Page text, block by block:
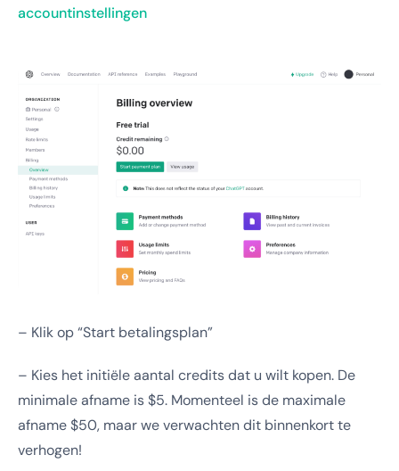
accountinstellingen
– Klik op “Start betalingsplan”
– Kies het initiële aantal credits dat u wilt kopen. De
minimale afname is $5. Momenteel is de maximale
afname $50, maar we verwachten dit binnenkort te
verhogen!